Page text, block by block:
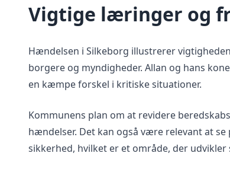
Vigtige læringer og
Hændelsen i Silkeborg illustrerer
borgere og myndigheder. Allan og hans
en kæmpe forskel i kritiske situationer.
Kommunens plan om at revidere
hændelser. Det kan også være relevant at
sikkerhed, hvilket er et område, der